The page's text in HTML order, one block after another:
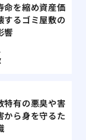
命を縮め資産価
するゴミ屋敷の
響
特有の悪臭や害
から身を守るた